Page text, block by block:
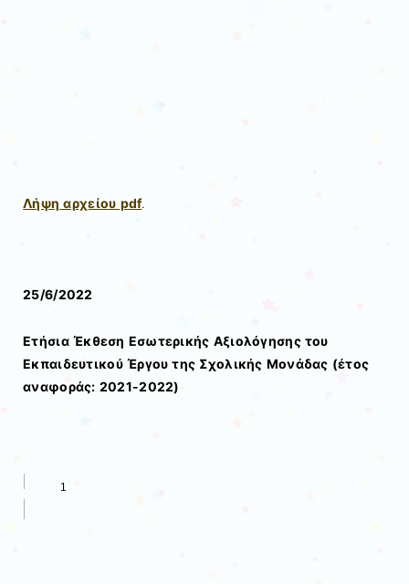
Λήψη αρχείου pdf.
25/6/2022
Ετήσια Έκθεση Εσωτερικής Αξιολόγησης του
Εκπαιδευτικού Έργου της Σχολικής Μονάδας (έτος
αναφοράς: 2021-2022)